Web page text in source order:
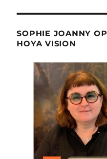
SOPHIE JOANNY
HOYA VISION